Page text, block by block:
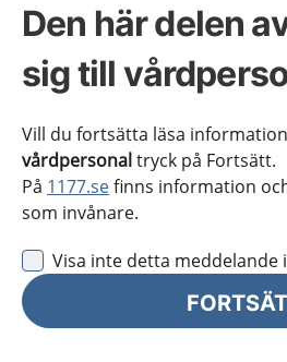
Den här delen
sig till
Vill du fortsätta läsa
vårdpersonaltryck på Fortsätt.
På 1177.sefinns information
som invånare.
Visa inte detta meddelande
Stockholms län
Sörmland
Uppsala län
Värmland
Västernorrland
Västmanland